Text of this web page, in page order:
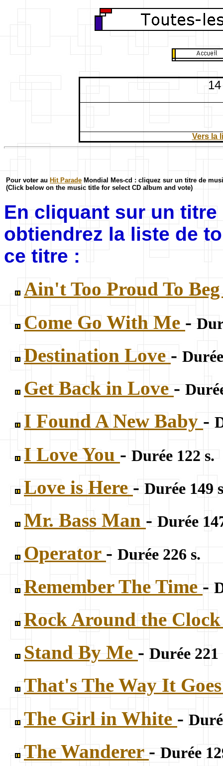
Vers la
Pour voter au Hit Parade Mondial Mes-cd : cliquez sur un titre de
(Click below on the music title for select CD album and vote)
En cliquant sur un
obtiendrez la liste de
ce titre :
Ain't Too Proud To
Come Go With Me -
Destination Love-
Get Back in Love -
I Found A New Baby -
I Love You - Durée 122 s.
Love is Here - Durée 149
Mr. Bass Man - Durée
Operator - Durée 226 s.
Remember The Time -
Rock Around the
Stand By Me - Durée 221
That's The Way It
The Girl in White -
The Wanderer - Durée